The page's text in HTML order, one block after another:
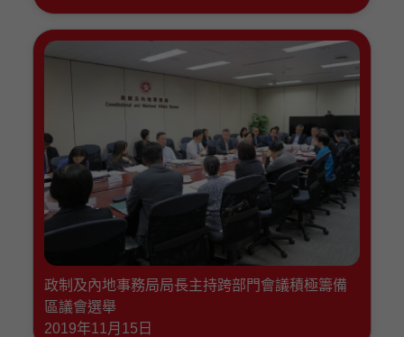
政制及內地事務局局長主持跨部門會議積極籌備
區議會選舉
2019年11月15日